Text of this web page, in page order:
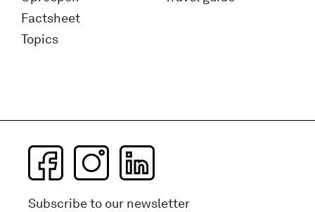
Factsheet
Topics
Subscribe to our newsletter